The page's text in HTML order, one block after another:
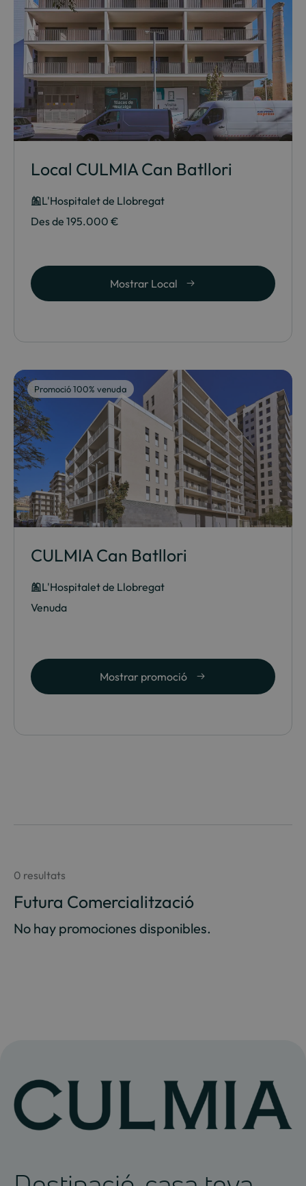
Local CULMIA Can Batllori
L'Hospitalet de Llobregat
Des de 195.000 €
Mostrar Local
Promoció 100% venuda
CULMIA Can Batllori
L'Hospitalet de Llobregat
Venuda
Mostrar promoció
0 resultats
Futura Comercialització
No hay promociones disponibles.